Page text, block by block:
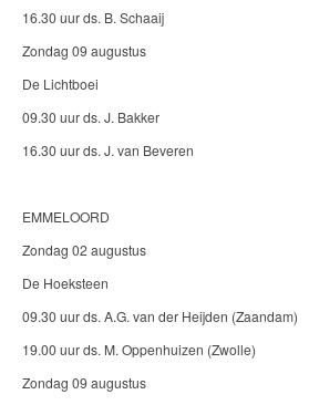
16.30 uur ds. B. Schaaij
Zondag 09 augustus
De Lichtboei
09.30 uur ds. J. Bakker
16.30 uur ds. J. van Beveren
EMMELOORD
Zondag 02 augustus
De Hoeksteen
09.30 uur ds. A.G. van der Heijden (Zaandam)
19.00 uur ds. M. Oppenhuizen (Zwolle)
Zondag 09 augustus